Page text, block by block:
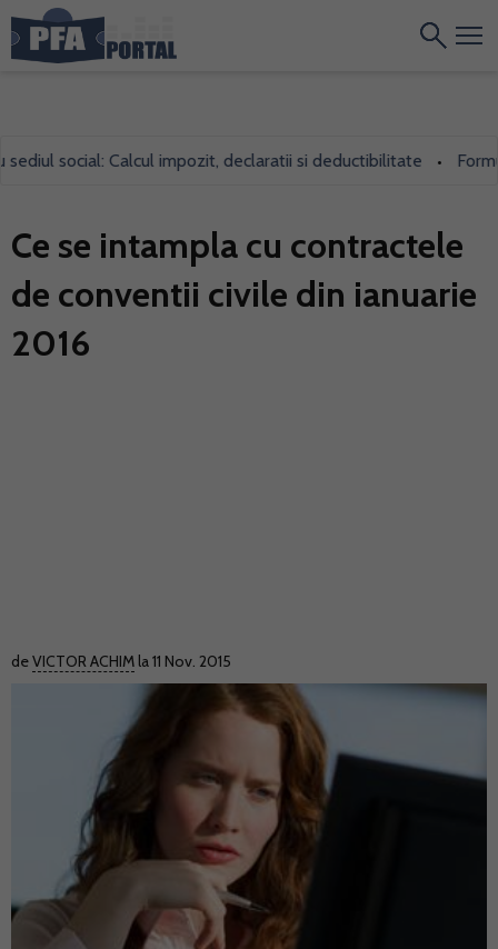
social: Calcul impozit, declaratii si deductibilitate •
Ce se intampla cu contractele
de conventii civile din ianuarie
2016
deVICTOR ACHIM la 11 Nov. 2015